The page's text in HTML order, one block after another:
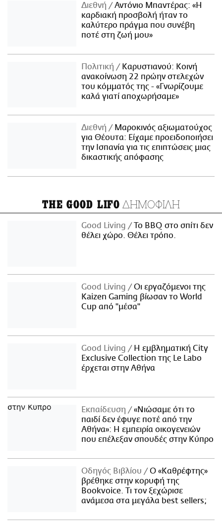
Διεθνή
Αντόνιο Μπαντέρας: «Η
καρδιακή προσβολή ήταν το
καλύτερο πράγμα που συνέβη
ποτέ στη ζωή μου»
Πολιτική
Καρυστιανού: Κοινή
ανακοίνωση 22 πρώην στελεχών
του κόμματός της - «Γνωρίζουμε
καλά γιατί αποχωρήσαμε»
Διεθνή
Μαροκινός αξιωματούχος
για Θέουτα: Είχαμε προειδοποιήσει
την Ισπανία για τις επιπτώσεις μιας
δικαστικής απόφασης
THE GOOD LIFO ΔΗΜΟΦΙΛΗ
Good Living
Το BBQ στο σπίτι δεν
θέλει χώρο. Θέλει τρόπο.
Good Living
Οι εργαζόμενοι της
Kaizen Gaming βίωσαν το World
Cup από "μέσα"
Good Living
Η εμβληματική City
Exclusive Collection της Le Labo
έρχεται στην Αθήνα
Εκπαίδευση
«Νιώσαμε ότι το
παιδί δεν έφυγε ποτέ από την
Αθήνα»: Η εμπειρία οικογενειών
που επέλεξαν σπουδές στην Κύπρο
Οδηγός Βιβλίου
Ο «Καθρέφτης»
βρέθηκε στην κορυφή της
Bookvoice. Τι τον ξεχώρισε
ανάμεσα στα μεγάλα best sellers;